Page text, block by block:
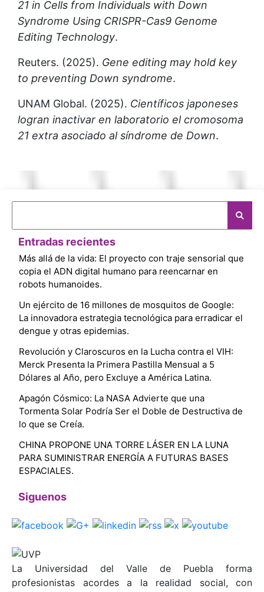
21 in Cells from Individuals with Down
Syndrome Using CRISPR-Cas9 Genome
Editing Technology.
Reuters. (2025). Gene editing may hold key
to preventing Down syndrome.
UNAM Global. (2025). Científicos japoneses
logran inactivar en laboratorio el cromosoma
21 extra asociado al síndrome de Down.
Entradas recientes
Más allá de la vida: El proyecto con traje sensorial que
copia el ADN digital humano para reencarnar en
robots humanoides.
Un ejército de 16 millones de mosquitos de Google:
La innovadora estrategia tecnológica para erradicar el
dengue y otras epidemias.
Revolución y Claroscuros en la Lucha contra el VIH:
Merck Presenta la Primera Pastilla Mensual a 5
Dólares al Año, pero Excluye a América Latina.
Apagón Cósmico: La NASA Advierte que una
Tormenta Solar Podría Ser el Doble de Destructiva de
lo que se Creía.
CHINA PROPONE UNA TORRE LÁSER EN LA LUNA
PARA SUMINISTRAR ENERGÍA A FUTURAS BASES
ESPACIALES.
Siguenos
La Universidad del Valle de Puebla forma
profesionistas acordes a la realidad social, con